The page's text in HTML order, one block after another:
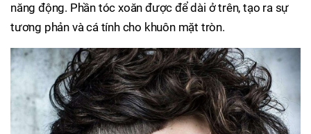
năng động. Phần tóc xoăn được để dài ở trên, tạo ra sự
tương phản và cá tính cho khuôn mặt tròn.